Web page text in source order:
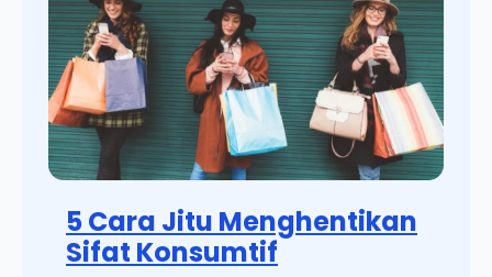
5 Cara Jitu Menghentikan
Sifat Konsumtif